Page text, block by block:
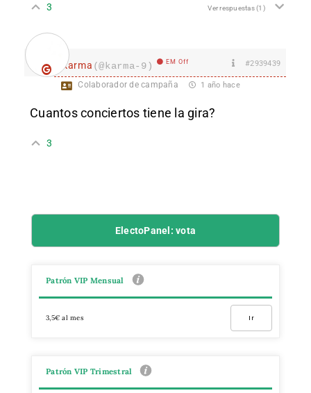
3 Ver respuestas(1)
karma (@karma-9) EM Off #2939439
Colaborador de campaña 1 año hace
Cuantos conciertos tiene la gira?
3
ElectoPanel: vota
Patrón VIP Mensual
3,5€ al mes Ir
Patrón VIP Trimestral